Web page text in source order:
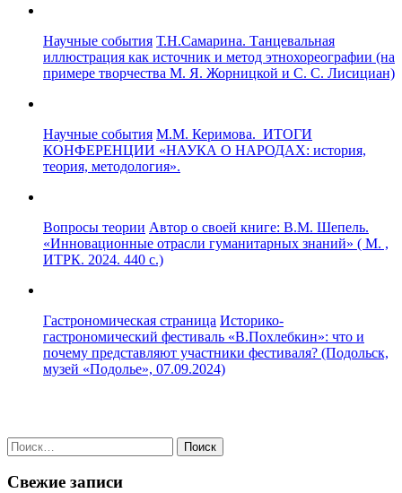
Научные события Т.Н.Самарина. Танцевальная
иллюстрация как источник и метод этнохореографии (на
примере творчества М. Я. Жорницкой и С. С. Лисициан)
Научные события М.М. Керимова. ИТОГИ
КОНФЕРЕНЦИИ «НАУКА О НАРОДАХ: история,
теория, методология».
Вопросы теории Автор о своей книге: В.М. Шепель.
«Инновационные отрасли гуманитарных знаний» ( М. ,
ИТРК. 2024. 440 с.)
Гастрономическая страница Историко-
гастрономический фестиваль «В.Похлебкин»: что и
почему представляют участники фестиваля? (Подольск,
музей «Подолье», 07.09.2024)
Найти:
Свежие записи